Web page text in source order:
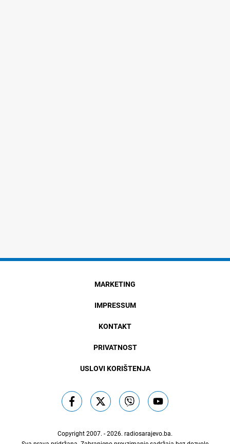
MARKETING
IMPRESSUM
KONTAKT
PRIVATNOST
USLOVI KORIŠTENJA
Copyright 2007. - 2026. radiosarajevo.ba.